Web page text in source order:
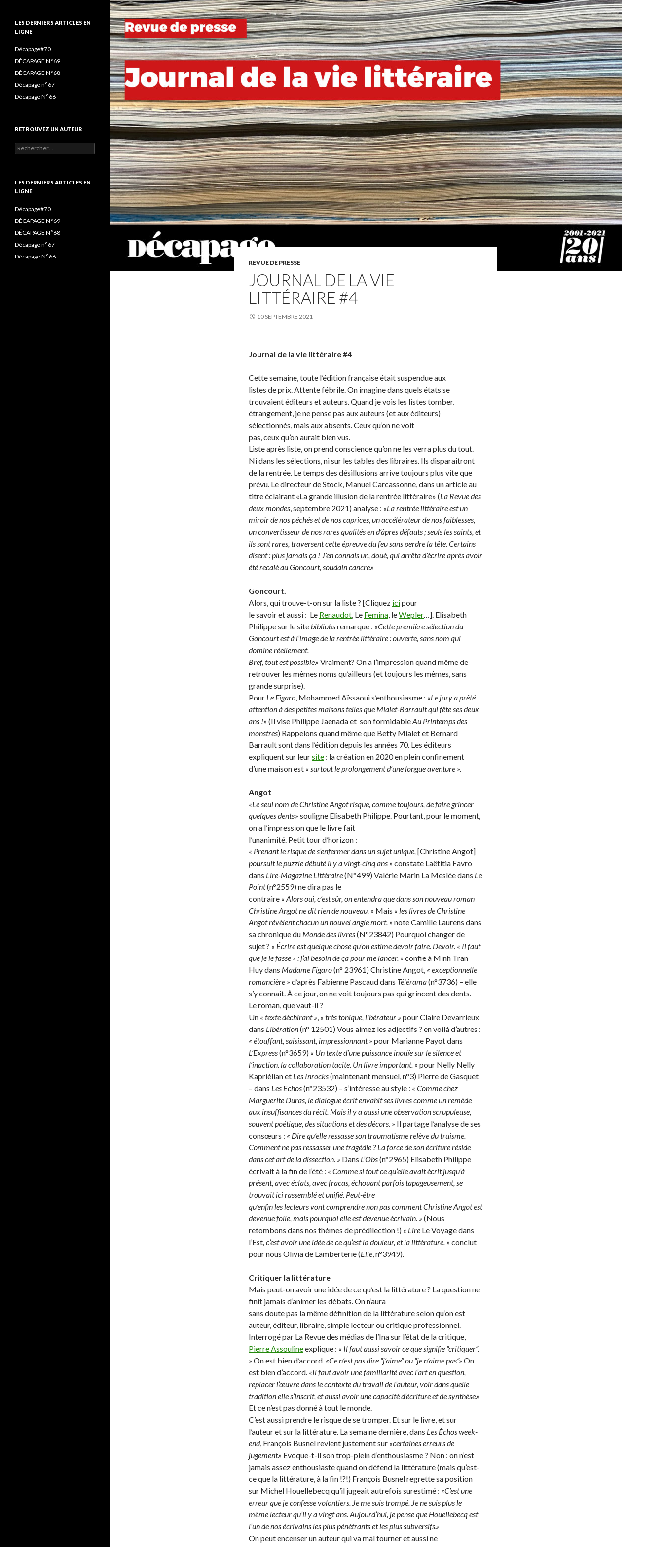
REVUE DE PRESSE
JOURNAL DE LA VIE
LITTÉRAIRE #4
10 SEPTEMBRE 2021
Journal de la vie littéraire #4
Cette semaine, toute l’édition française était suspendue aux
listes de prix. Attente fébrile. On imagine dans quels états se
trouvaient éditeurs et auteurs. Quand je vois les listes tomber,
étrangement, je ne pense pas aux auteurs (et aux éditeurs)
sélectionnés, mais aux absents. Ceux qu’on ne voit
pas, ceux qu’on aurait bien vus.
Liste après liste, on prend conscience qu’on ne les verra plus du tout.
Ni dans les sélections, ni sur les tables des libraires. Ils disparaîtront
de la rentrée. Le temps des désillusions arrive toujours plus vite que
prévu. Le directeur de Stock, Manuel Carcassonne, dans un article au
titre éclairant «La grande illusion de la rentrée littéraire» (La Revue des
deux mondes, septembre 2021) analyse : «La rentrée littéraire est un
miroir de nos péchés et de nos caprices, un accélérateur de nos faiblesses,
un convertisseur de nos rares qualités en d’âpres défauts ; seuls les saints, et
ils sont rares, traversent cette épreuve du feu sans perdre la tête. Certains
disent : plus jamais ça ! J’en connais un, doué, qui arrêta d’écrire après avoir
été recalé au Goncourt, soudain cancre.»
Goncourt.
Alors, qui trouve-t-on sur la liste ? [Cliquez icipour
le savoir et aussi : Le Renaudot, Le Femina, leWepler…]. Elisabeth
Philippe sur le sitebibliobsremarque : «Cette première sélection du
Goncourt est à l’image de la rentrée littéraire : ouverte, sans nom qui
domine réellement.
Bref, tout est possible.» Vraiment? On a l’impression quand même de
retrouver les mêmes noms qu’ailleurs (et toujours les mêmes, sans
grande surprise).
Pour Le Figaro, Mohammed Aïssaoui s’enthousiasme : «Le jury a prêté
attention à des petites maisons telles que Mialet-Barrault qui fête ses deux
ans !» (Il vise Philippe Jaenada et son formidableAu Printemps des
monstres) Rappelons quand même que Betty Mialet et Bernard
Barrault sont dans l’édition depuis les années 70. Les éditeurs
expliquent sur leursite : la création en 2020 en plein confinement
d’une maison est « surtout le prolongement d’une longue aventure ».
Angot
«Le seul nom de Christine Angot risque, comme toujours, de faire grincer
quelques dents.» souligne Elisabeth Philippe. Pourtant, pour le moment,
on a l’impression que le livre fait
l’unanimité. Petit tour d’horizon :
« Prenant le risque de s’enfermer dans un sujet unique, [Christine Angot]
poursuit le puzzle débuté il y a vingt-cinq ans » constate Laëtitia Favro
dans Lire-Magazine Littéraire(N°499) Valérie Marin La Meslée dans Le
Point(n°2559) ne dira pas le
contraire « Alors oui, c’est sûr, on entendra que dans son nouveau roman
Christine Angot ne dit rien de nouveau. » Mais « les livres de Christine
Angot révèlent chacun un nouvel angle mort. » note Camille Laurens dans
sa chronique du Monde des livres(N°23842) Pourquoi changer de
sujet ? « Écrire est quelque chose qu’on estime devoir faire. Devoir. « Il faut
que je le fasse » : j’ai besoin de ça pour me lancer. » confie à Minh Tran
Huy dans Madame Figaro(n° 23961) Christine Angot, « exceptionnelle
romancière » d’après Fabienne Pascaud dans Télérama(n°3736) – elle
s’y connaît. À ce jour, on ne voit toujours pas qui grincent des dents.
Le roman, que vaut-il ?
Un « texte déchirant », « très tonique, libérateur » pour Claire Devarrieux
dans Libération(n° 12501) Vous aimez les adjectifs ? en voilà d’autres :
« étouffant, saisissant, impressionnant » pour Marianne Payot dans
L’Express(n°3659) « Un texte d’une puissance inouïe sur le silence et
l’inaction, la collaboration tacite. Un livre important. » pour Nelly Nelly
Kaprièlian et Les Inrocks(maintenant mensuel, n°3) Pierre de Gasquet
– dans Les Echos(n°23532) – s’intéresse au style : « Comme chez
Marguerite Duras, le dialogue écrit envahit ses livres comme un remède
aux insuffisances du récit. Mais il y a aussi une observation scrupuleuse,
souvent poétique, des situations et des décors. » Il partage l’analyse de ses
consœurs : « Dire qu’elle ressasse son traumatisme relève du truisme.
Comment ne pas ressasser une tragédie ? La force de son écriture réside
dans cet art de la dissection. » Dans L’Obs(n°2965) Elisabeth Philippe
écrivait à la fin de l’été : « Comme si tout ce qu’elle avait écrit jusqu’à
présent, avec éclats, avec fracas, échouant parfois tapageusement, se
trouvait ici rassemblé et unifié. Peut-être
qu’enfin les lecteurs vont comprendre non pas comment Christine Angot est
devenue folle, mais pourquoi elle est devenue écrivain. » (Nous
retombons dans nos thèmes de prédilection !) « Lire Le Voyage dans
l’Est, c’est avoir une idée de ce qu’est la douleur, et la littérature. » conclut
pour nous Olivia de Lamberterie (Elle, n°3949).
Critiquer la littérature
Mais peut-on avoir une idée de ce qu’est la littérature ? La question ne
finit jamais d’animer les débats. On n’aura
sans doute pas la même définition de la littérature selon qu’on est
auteur, éditeur, libraire, simple lecteur ou critique professionnel.
Interrogé par La Revue des médias de l’Ina sur l’état de la critique,
Pierre Assoulineexplique : « Il faut aussi savoir ce que signifie “critiquer”.
» On est bien d’accord. «Ce n’est pas dire “j’aime” ou “je n’aime pas”» On
est bien d’accord. «Il faut avoir une familiarité avec l’art en question,
replacer l’œuvre dans le contexte du travail de l’auteur, voir dans quelle
tradition elle s’inscrit, et aussi avoir une capacité d’écriture et de synthèse.»
Et ce n’est pas donné à tout le monde.
C’est aussi prendre le risque de se tromper. Et sur le livre, et sur
l’auteur et sur la littérature. La semaine dernière, dans Les Échos week-
end, François Busnel revient justement sur «certaines erreurs de
jugement.» Evoque-t-il son trop-plein d’enthousiasme ? Non : on n’est
jamais assez enthousiaste quand on défend la littérature (mais qu’est-
ce que la littérature, à la fin !?!) François Busnel regrette sa position
sur Michel Houellebecq qu’il jugeait autrefois surestimé : «C’est une
erreur que je confesse volontiers. Je me suis trompé. Je ne suis plus le
même lecteur qu’il y a vingt ans. Aujourd’hui, je pense que Houellebecq est
l’un de nos écrivains les plus pénétrants et les plus subversifs.»
On peut encenser un auteur qui va mal tourner et aussi ne
k
a
:LES DERNIERS ARTICLES EN
LIGNE
Décapage#70
DÉCAPAGE N°69
DÉCAPAGE N°68
Décapage n°67
Décapage N°66
RETROUVEZ UN AUTEUR
Rechercher :
LES DERNIERS ARTICLES EN
LIGNE
Décapage#70
DÉCAPAGE N°69
DÉCAPAGE N°68
Décapage n°67
Décapage N°66